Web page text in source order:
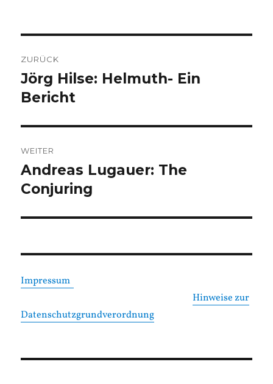
ZURÜCK
Vorheriger
Beitrag:
Jörg Hilse: Helmuth- Ein
Bericht
WEITER
Nächster
Beitrag:
Andreas Lugauer: The
Conjuring
Impressum
Hinweise zur
Datenschutzgrundverordnung